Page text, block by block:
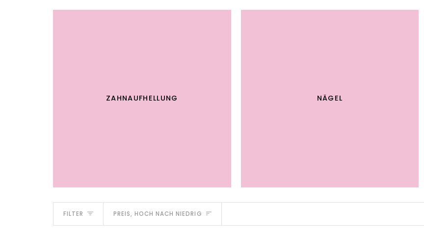
ZAHNAUFHELLUNG NÄGEL
FILTER Sortieren
PREIS, HOCH NACH NIEDRIG